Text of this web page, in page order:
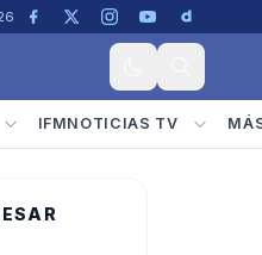
IFMNOTICIAS TV